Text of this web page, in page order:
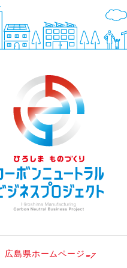
広島県ホームページ